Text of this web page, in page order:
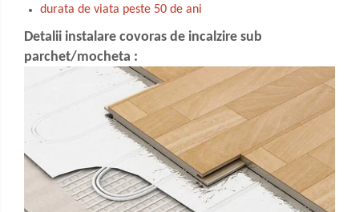
durata de viata peste 50 de ani
Detalii instalare covoras de incalzire sub
parchet/mocheta :